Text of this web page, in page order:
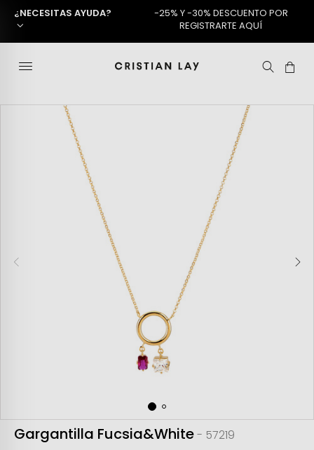
¿NECESITAS AYUDA?
-25% Y -30% DESCUENTO POR
REGISTRARTE AQUÍ
Gargantilla Fucsia&White- 57219